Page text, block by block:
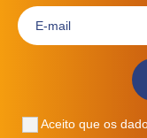
Aceito que os